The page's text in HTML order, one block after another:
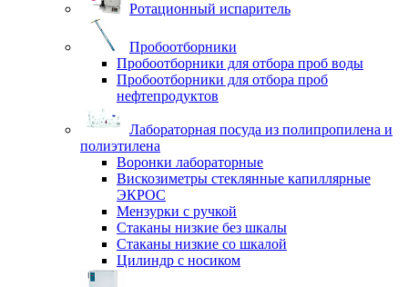
Ротационный испаритель
Пробоотборники
Пробоотборники для отбора проб воды
Пробоотборники для отбора проб
нефтепродуктов
Лабораторная посуда из полипропилена и
полиэтилена
Воронки лабораторные
Вискозиметры стеклянные капиллярные
ЭКРОС
Мензурки с ручкой
Стаканы низкие без шкалы
Стаканы низкие со шкалой
Цилиндр с носиком